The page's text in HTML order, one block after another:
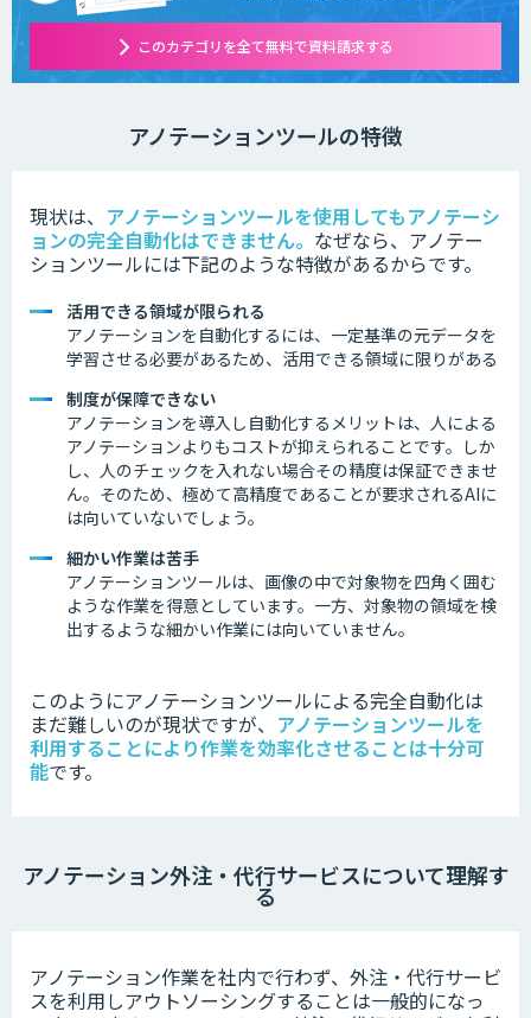
このカテゴリを全て無料で資料請求する
アノテーションツールの特徴
現状は、 アノテーションツールを使用してもアノテーシ
ョンの完全自動化はできません。 なぜなら、アノテー
ションツールには下記のような特徴があるからです。
活用できる領域が限られる
アノテーションを自動化するには、一定基準の元データを
学習させる必要があるため、活用できる領域に限りがある
制度が保障できない
アノテーションを導入し自動化するメリットは、人による
アノテーションよりもコストが抑えられることです。しか
し、人のチェックを入れない場合その精度は保証できませ
ん。そのため、極めて高精度であることが要求されるAIに
は向いていないでしょう。
細かい作業は苦手
アノテーションツールは、画像の中で対象物を四角く囲む
ような作業を得意としています。 一方、対象物の領域を検
出するような細かい作業には向いていません。
このようにアノテーションツールによる完全自動化は
まだ難しいのが現状ですが、 アノテーションツールを
利用することにより作業を効率化させることは十分可
能です。
アノテーション外注・代行サービスについて理解す
る
アノテーション作業を社内で行わず、外注・代行サービ
スを利用しアウトソーシングすることは一般的になっ